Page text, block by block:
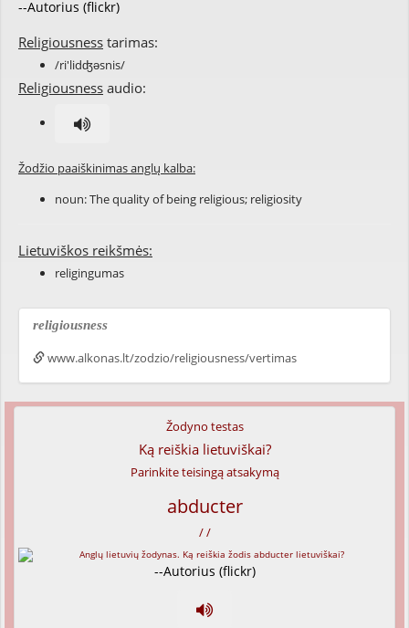
--Autorius (flickr)
Religiousness tarimas:
/ri'lidʤəsnis/
Religiousness audio:
Žodžio paaiškinimas anglų kalba:
noun: The quality of being religious; religiosity
Lietuviškos reikšmės:
religingumas
religiousness
www.alkonas.lt/zodzio/religiousness/vertimas
Žodyno testas
Ką reiškia lietuviškai?
Parinkite teisingą atsakymą
abducter
/ /
--Autorius (flickr)